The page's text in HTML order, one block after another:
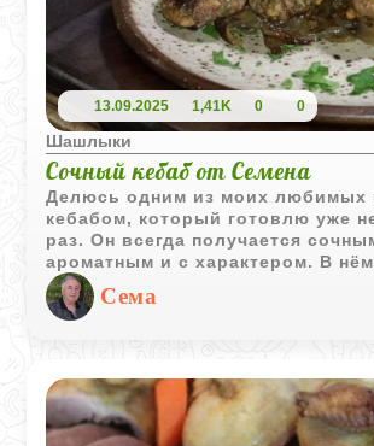
13.09.2025 1,41K 0 0
Шашлыки
Сочный кебаб от Семена
Делюсь одним из моих любимых
кебабом, который готовлю уже
раз. Он всегда получается
ароматным и с характером. В
люблю: два вида мяса, немного
зелень и кедровые орешки для
Готовится просто, а на вкус - как
и на гриль-сковороде выходит
Если хотите порадовать себя
гостей - очень советую
Сема